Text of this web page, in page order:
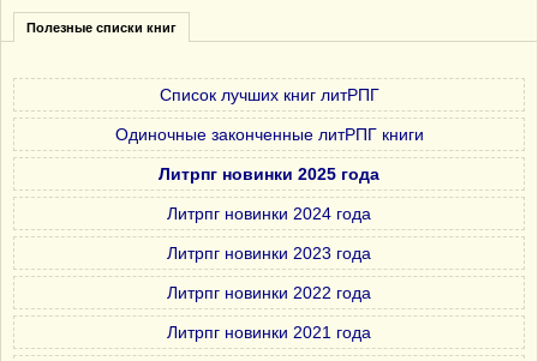
Полезные списки книг
Список лучших книг литРПГ
Одиночные законченные литРПГ книги
Литрпг новинки 2025 года
Литрпг новинки 2024 года
Литрпг новинки 2023 года
Литрпг новинки 2022 года
Литрпг новинки 2021 года